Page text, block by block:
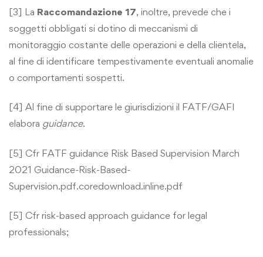
[3] La Raccomandazione 17, inoltre, prevede che i
soggetti obbligati si dotino di meccanismi di
monitoraggio costante delle operazioni e della clientela,
al fine di identificare tempestivamente eventuali anomalie
o comportamenti sospetti.
[4] Al fine di supportare le giurisdizioni il FATF/GAFI
elabora guidance.
[5] Cfr FATF guidance Risk Based Supervision March
2021 Guidance-Risk-Based-
Supervision.pdf.coredownload.inline.pdf
[5] Cfr risk-based approach guidance for legal
professionals;